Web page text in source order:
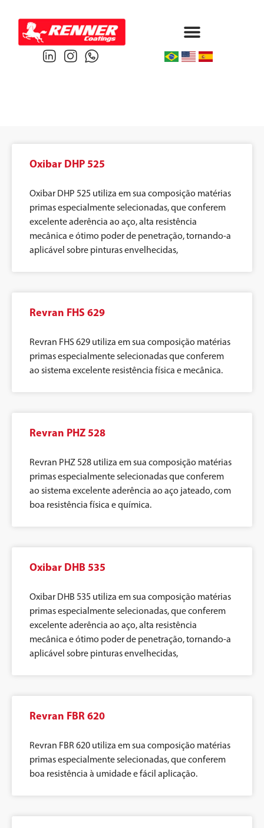
Oxibar DHP 525
Oxibar DHP 525 utiliza em sua composição matérias
primas especialmente selecionadas, que conferem
excelente aderência ao aço, alta resistência
mecânica e ótimo poder de penetração, tornando-a
aplicável sobre pinturas envelhecidas,
Revran FHS 629
Revran FHS 629 utiliza em sua composição matérias
primas especialmente selecionadas que conferem
ao sistema excelente resistência física e mecânica.
Revran PHZ 528
Revran PHZ 528 utiliza em sua composição matérias
primas especialmente selecionadas que conferem
ao sistema excelente aderência ao aço jateado, com
boa resistência física e química.
Oxibar DHB 535
Oxibar DHB 535 utiliza em sua composição matérias
primas especialmente selecionadas, que conferem
excelente aderência ao aço, alta resistência
mecânica e ótimo poder de penetração, tornando-a
aplicável sobre pinturas envelhecidas,
Revran FBR 620
Revran FBR 620 utiliza em sua composição matérias
primas especialmente selecionadas, que conferem
boa resistência à umidade e fácil aplicação.